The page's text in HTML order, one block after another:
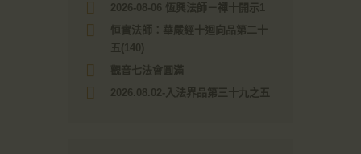
2026-08-06 恆興法師－禪十開示1
恒實法師：華嚴經十迴向品第二十
五(140)
觀音七法會圓滿
2026.08.02-入法界品第三十九之五